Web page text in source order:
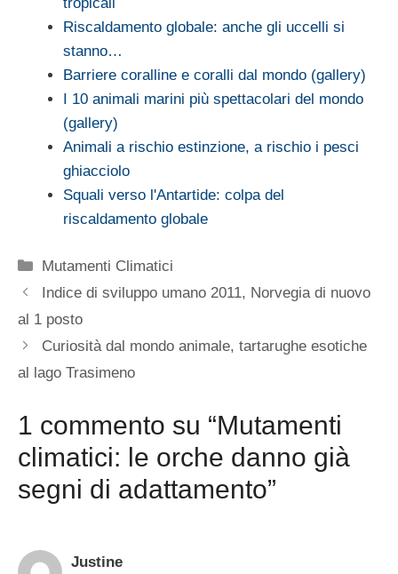
Riscaldamento globale: anche gli uccelli si
stanno…
Barriere coralline e coralli dal mondo (gallery)
I 10 animali marini più spettacolari del mondo
(gallery)
Animali a rischio estinzione, a rischio i pesci
ghiacciolo
Squali verso l'Antartide: colpa del
riscaldamento globale
Categorie
Mutamenti Climatici
Indice di sviluppo umano 2011, Norvegia di nuovo
al 1 posto
Curiosità dal mondo animale, tartarughe esotiche
al lago Trasimeno
1 commento su “Mutamenti
climatici: le orche danno già
segni di adattamento”
Justine